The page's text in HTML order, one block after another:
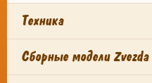
Техника
Сборные модели Zvezda